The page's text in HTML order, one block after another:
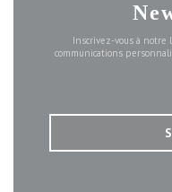
Inscrivez-vous à
communications